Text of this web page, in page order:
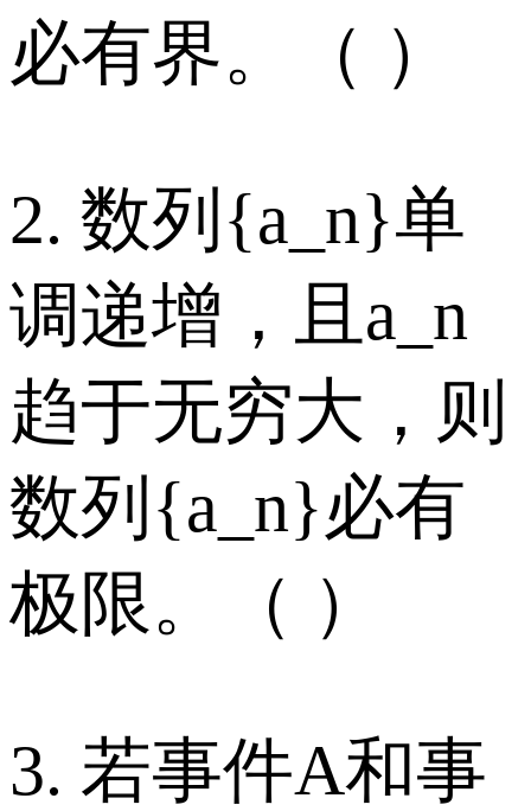
必有界。（ ）
2. 数列{a_n}单
调递增，且a_n
趋于无穷大，则
数列{a_n}必有
极限。（ ）
3. 若事件A和事